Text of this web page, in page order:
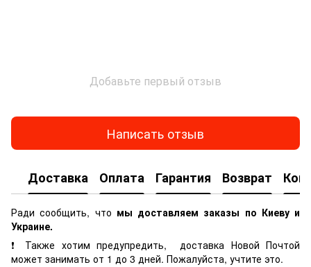
Добавьте первый отзыв
Написать отзыв
Доставка Оплата Гарантия Возврат
Ради сообщить, что мы доставляем заказы по Киеву и
Украине.
❗ Также хотим предупредить, доставка Новой Почтой
может занимать от 1 до 3 дней. Пожалуйста, учтите это.